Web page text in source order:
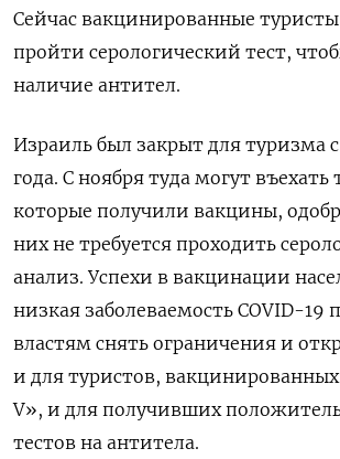
Сейчас вакцинированные
пройти серологический тест,
наличие антител.
Израиль был закрыт для туризма
года. С ноября туда могут въехать
которые получили вакцины,
них не требуется проходить
анализ. Успехи в вакцинации
низкая заболеваемость COVID-19
властям снять ограничения и
и для туристов,
V», и для получивших
тестов на антитела.